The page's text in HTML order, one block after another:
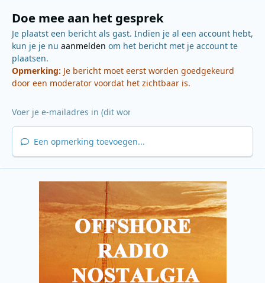
Doe mee aan het gesprek
Je plaatst een bericht als gast. Indien je al een account hebt,
kun je je nu aanmelden om het bericht met je account te
plaatsen.
Opmerking: Je bericht moet eerst worden goedgekeurd
door een moderator voordat het zichtbaar is.
Een opmerking toevoegen...